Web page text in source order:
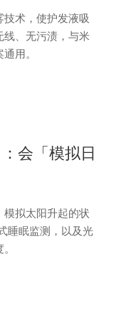
术，使护发液吸
、无污渍，与米
用。
会「模拟日
拟太阳升起的状
睡眠监测，以及光